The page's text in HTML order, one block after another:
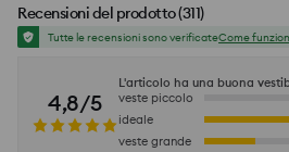
Recensioni del prodotto(311)
Tutte le recensioni sono verificateCome
4,8/5
L'articolo ha una buona
veste piccolo
ideale
veste grande